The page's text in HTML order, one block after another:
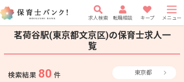
求人検索 転職相談 キープ メニュー
茗荷谷駅(東京都文京区)の保育士求人一
覧
検索結果 80 件 東京都